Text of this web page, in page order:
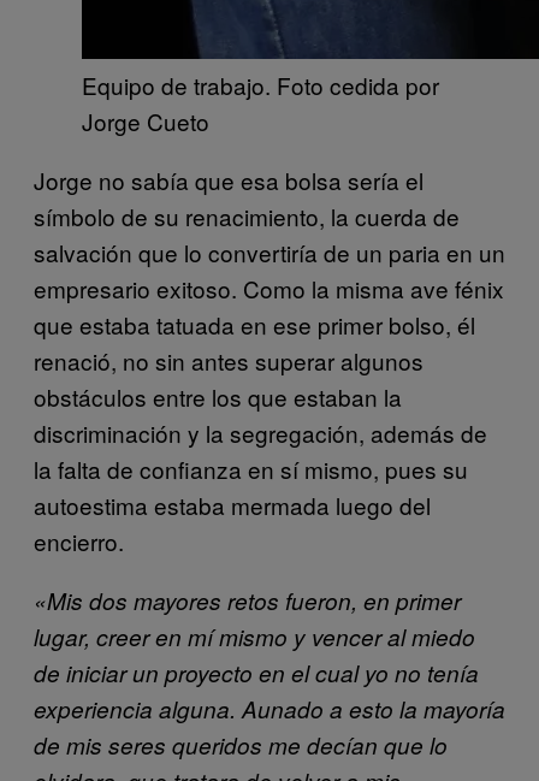
Equipo de trabajo. Foto cedida por
Jorge Cueto
Jorge no sabía que esa bolsa sería el
símbolo de su renacimiento, la cuerda de
salvación que lo convertiría de un paria en un
empresario exitoso. Como la misma ave fénix
que estaba tatuada en ese primer bolso, él
renació, no sin antes superar algunos
obstáculos entre los que estaban la
discriminación y la segregación, además de
la falta de confianza en sí mismo, pues su
autoestima estaba mermada luego del
encierro.
«Mis dos mayores retos fueron, en primer
lugar, creer en mí mismo y vencer al miedo
de iniciar un proyecto en el cual yo no tenía
experiencia alguna. Aunado a esto la mayoría
de mis seres queridos me decían que lo